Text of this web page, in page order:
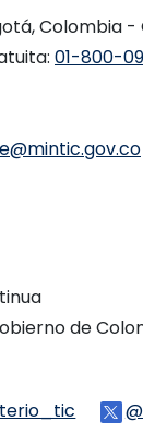
Colombia -
01-800-
de
Logo